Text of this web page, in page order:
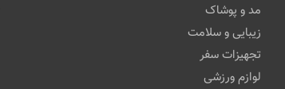
مد و پوشاک
زیبایی و سلامت
تجهیزات سفر
لوازم ورزشی